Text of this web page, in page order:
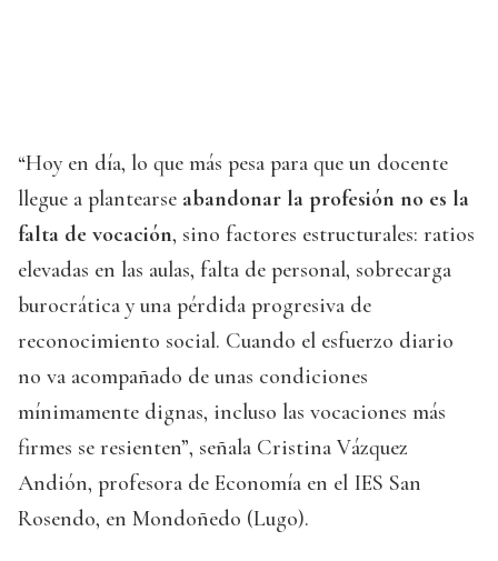
“Hoy en día, lo que más pesa para que un docente
llegue a plantearse abandonar la profesión no es la
falta de vocación, sino factores estructurales: ratios
elevadas en las aulas, falta de personal, sobrecarga
burocrática y una pérdida progresiva de
reconocimiento social. Cuando el esfuerzo diario
no va acompañado de unas condiciones
mínimamente dignas, incluso las vocaciones más
firmes se resienten”, señala Cristina Vázquez
Andión, profesora de Economía en el IES San
Rosendo, en Mondoñedo (Lugo).